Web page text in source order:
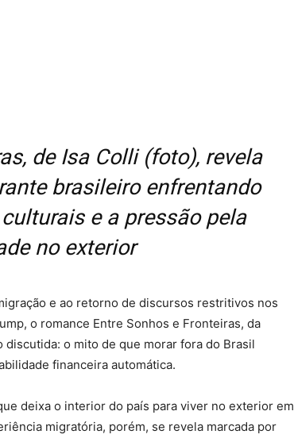
de Isa Colli (foto), revela
brasileiro enfrentando
e a pressão pela
no exterior
e ao retorno de discursos restritivos nos
o romance Entre Sonhos e Fronteiras, da
o mito de que morar fora do Brasil
financeira automática.
deixa o interior do país para viver no exterior em
migratória, porém, se revela marcada por